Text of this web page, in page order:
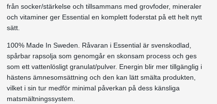
från socker/stärkelse och tillsammans med grovfoder, mineraler
och vitaminer ger Essential en komplett foderstat på ett helt nytt
sätt.
100% Made In Sweden. Råvaran i Essential är svenskodlad,
spårbar rapsolja som genomgår en skonsam process och ges
som ett vattenlösligt granulat/pulver. Energin blir mer tillgänglig i
hästens ämnesomsättning och den kan lätt smälta produkten,
vilket i sin tur medför minimal påverkan på dess känsliga
matsmältningssystem.